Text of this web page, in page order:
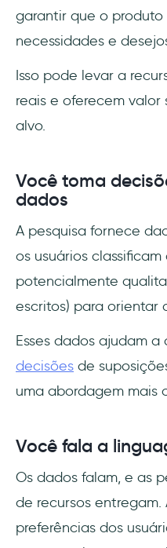
garantir que o
necessidades e
Isso pode levar a
reais e oferecem
alvo.
Você toma
dados
A pesquisa fornece
os usuários
potencialmente
escritos) para orientar
Esses dados ajudam a
decisões de
uma abordagem mais
Você fala a
Os dados falam, e as
de recursos
preferências dos